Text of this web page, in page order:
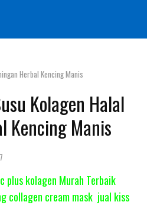
Herbal Kencing Manis
Kolagen Halal
Kencing Manis
plus kolagen Murah Terbaik
collagen cream mask jual kiss